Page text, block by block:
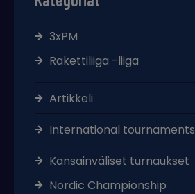
3xPM
Rakettiliiga -liiga
Artikkeli
International tournaments
Kansainväliset turnaukset
Nordic Championship